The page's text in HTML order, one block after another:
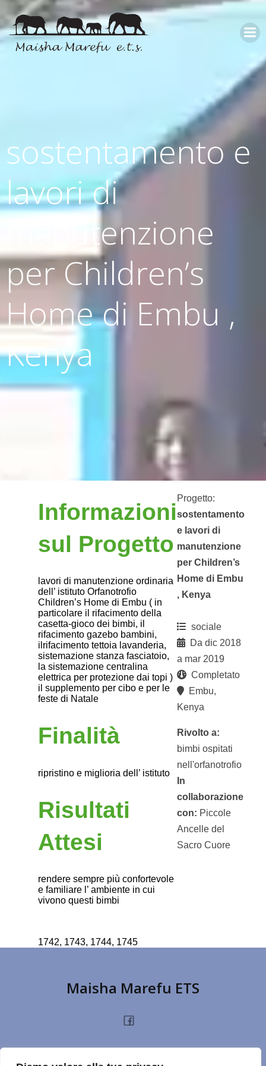
sostentamento e
lavori di
manutenzione
per Children’s
Home di Embu ,
Kenya
Informazioni
sul Progetto
lavori di manutenzione ordinaria
dell’ istituto Orfanotrofio
Children’s Home di Embu ( in
particolare il rifacimento della
casetta-gioco dei bimbi, il
rifacimento gazebo bambini,
ilrifacimento tettoia lavanderia,
sistemazione stanza fasciatoio,
la sistemazione centralina
elettrica per protezione dai topi )
il supplemento per cibo e per le
feste di Natale
Finalità
ripristino e miglioria dell’ istituto
Risultati
Attesi
rendere sempre più confortevole
e familiare l’ ambiente in cui
vivono questi bimbi
1742, 1743, 1744, 1745
Progetto:
sostentamento
e lavori di
manutenzione
per Children’s
Home di Embu
, Kenya
sociale
Da dic 2018
a mar 2019
Completato
Embu,
Kenya
Rivolto a:
bimbi ospitati
nell'orfanotrofio
In
collaborazione
con: Piccole
Ancelle del
Sacro Cuore
Maisha Marefu ETS